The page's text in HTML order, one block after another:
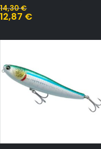
14,30€
12,87 €